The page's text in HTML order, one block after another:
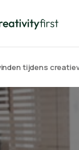
tijdens